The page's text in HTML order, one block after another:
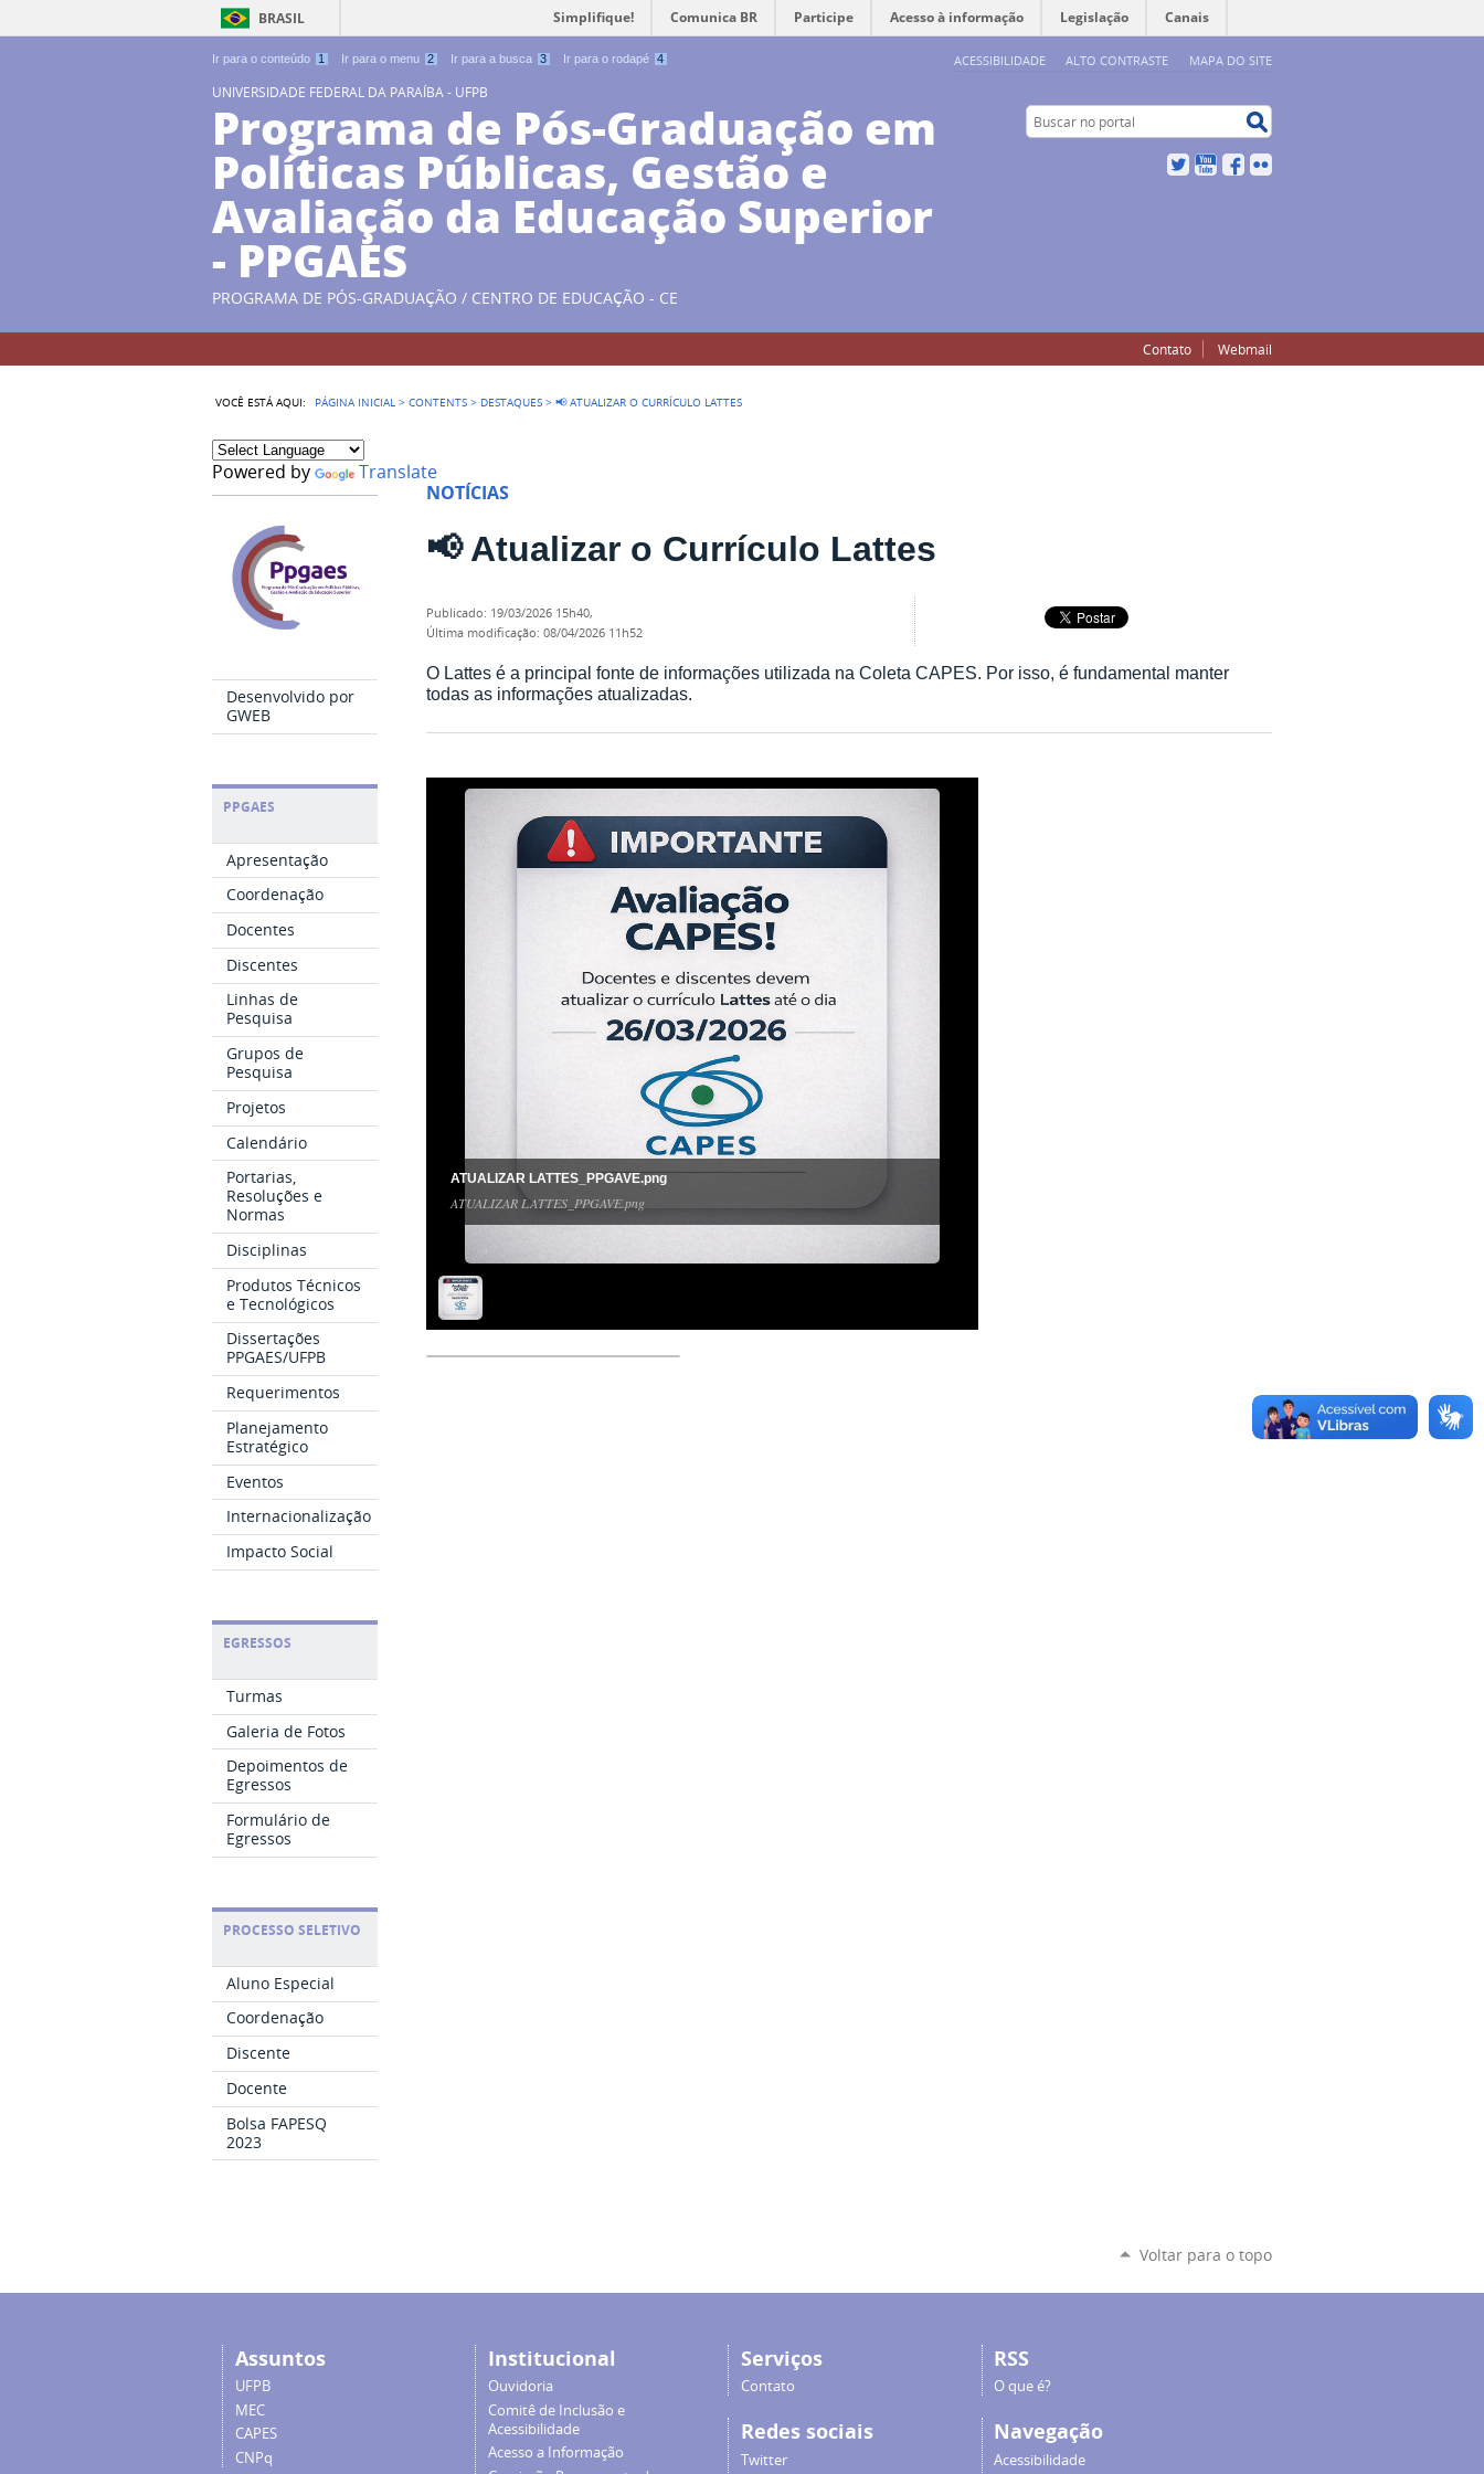
Ir para o conteúdo 1 Ir para o menu 2 Ir para a busca 3 Ir para o rodapé 4 ACESSIBILIDADE ALTO CONTRASTE MAPA DO SITE
BRASIL Simplifique! Comunica BR Participe Acesso à informação Legislação Canais
UNIVERSIDADE FEDERAL DA PARAÍBA - UFPB
Programa de Pós-Graduação em
Políticas Públicas, Gestão e
Avaliação da Educação Superior
- PPGAES
PROGRAMA DE PÓS-GRADUAÇÃO / CENTRO DE EDUCAÇÃO - CE
Buscar no portal
TwitterYouTubeFacebook
Contato Webmail
VOCÊ ESTÁ AQUI: PÁGINA INICIAL >CONTENTS > DESTAQUES >📢 ATUALIZAR O CURRÍCULO LATTES
Powered by Translate
Desenvolvido por
GWEB
PPGAES
Apresentação
Coordenação
Docentes
Discentes
Linhas de
Pesquisa
Grupos de
Pesquisa
Projetos
Calendário
Portarias,
Resoluções e
Normas
Disciplinas
Produtos Técnicos
e Tecnológicos
Dissertações
PPGAES/UFPB
Requerimentos
Planejamento
Estratégico
Eventos
Internacionalização
Impacto Social
EGRESSOS
Turmas
Galeria de Fotos
Depoimentos de
Egressos
Formulário de
Egressos
PROCESSO SELETIVO
Aluno Especial
Coordenação
Discente
Docente
Bolsa FAPESQ
2023
NOTÍCIAS
📢 Atualizar o Currículo Lattes
publicado: 19/03/2026 15h40,
última modificação:08/04/2026 11h52
O Lattes é a principal fonte de informações utilizada na Coleta CAPES. Por isso, é fundamental manter
todas as informações atualizadas.
ATUALIZAR LATTES_PPGAVE.png
ATUALIZAR LATTES_PPGAVE.png
Voltar para o topo
Assuntos
UFPB
MEC
CAPES
CNPq
Institucional
Ouvidoria
Comitê de Inclusão e
Acessibilidade
Acesso a Informação
Serviços
Contato
Redes sociais
Twitter
RSS
O que é?
Navegação
Acessibilidade